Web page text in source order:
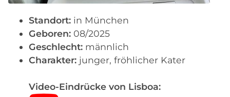
Standort: in München
Geboren: 08/2025
Geschlecht: männlich
Charakter: junger, fröhlicher Kater
Video-Eindrücke von Lisboa: